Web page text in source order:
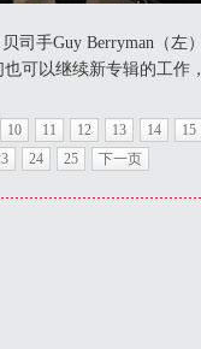
手Guy Berryman（左
可以继续新专辑的工作
10 11 12 13 14
15
24 25 下一页